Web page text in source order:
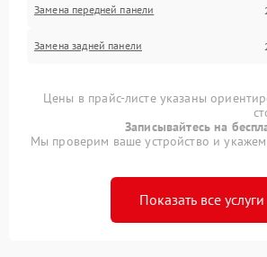
Замена передней панели
Замена задней панели
Цены в прайс-листе указаны
Записывайтесь на
Мы проверим ваше устройство и укажем
Показать все услуги